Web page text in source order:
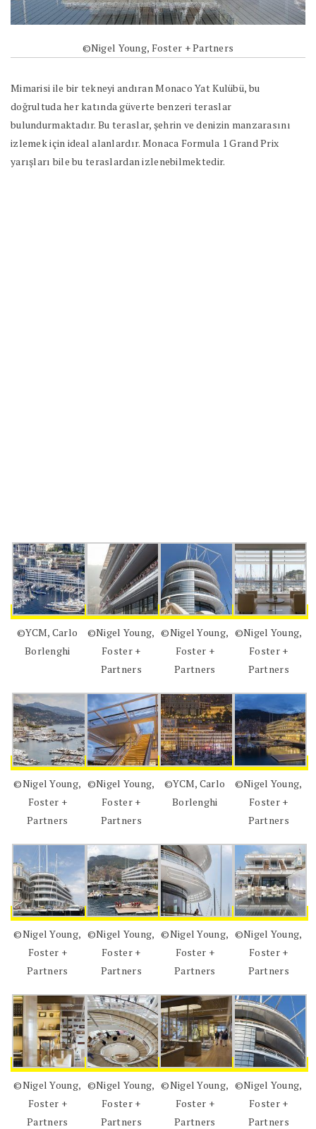
©Nigel Young, Foster + Partners
Mimarisi ile bir tekneyi andıran Monaco Yat Kulübü, bu
doğrultuda her katında güverte benzeri teraslar
bulundurmaktadır. Bu teraslar, şehrin ve denizin manzarasını
izlemek için ideal alanlardır. Monaca Formula 1 Grand Prix
yarışları bile bu teraslardan izlenebilmektedir.
©YCM, Carlo
Borlenghi
©Nigel Young,
Foster +
Partners
©Nigel Young,
Foster +
Partners
©Nigel Young,
Foster +
Partners
©Nigel Young,
Foster +
Partners
©Nigel Young,
Foster +
Partners
©YCM, Carlo
Borlenghi
©Nigel Young,
Foster +
Partners
©Nigel Young,
Foster +
Partners
©Nigel Young,
Foster +
Partners
©Nigel Young,
Foster +
Partners
©Nigel Young,
Foster +
Partners
©Nigel Young,
Foster +
Partners
©Nigel Young,
Foster +
Partners
©Nigel Young,
Foster +
Partners
©Nigel Young,
Foster +
Partners